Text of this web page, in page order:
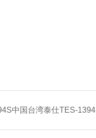
国台湾泰仕TES-1394S磁场测试仪